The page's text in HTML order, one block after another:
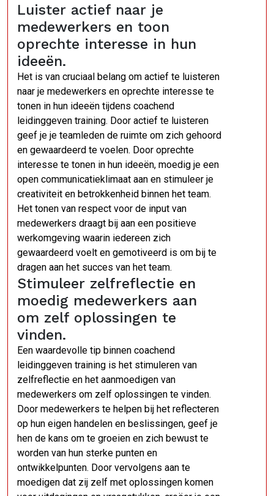
Luister actief naar je
medewerkers en toon
oprechte interesse in hun
ideeën.
Het is van cruciaal belang om actief te luisteren
naar je medewerkers en oprechte interesse te
tonen in hun ideeën tijdens coachend
leidinggeven training. Door actief te luisteren
geef je je teamleden de ruimte om zich gehoord
en gewaardeerd te voelen. Door oprechte
interesse te tonen in hun ideeën, moedig je een
open communicatieklimaat aan en stimuleer je
creativiteit en betrokkenheid binnen het team.
Het tonen van respect voor de input van
medewerkers draagt bij aan een positieve
werkomgeving waarin iedereen zich
gewaardeerd voelt en gemotiveerd is om bij te
dragen aan het succes van het team.
Stimuleer zelfreflectie en
moedig medewerkers aan
om zelf oplossingen te
vinden.
Een waardevolle tip binnen coachend
leidinggeven training is het stimuleren van
zelfreflectie en het aanmoedigen van
medewerkers om zelf oplossingen te vinden.
Door medewerkers te helpen bij het reflecteren
op hun eigen handelen en beslissingen, geef je
hen de kans om te groeien en zich bewust te
worden van hun sterke punten en
ontwikkelpunten. Door vervolgens aan te
moedigen dat zij zelf met oplossingen komen